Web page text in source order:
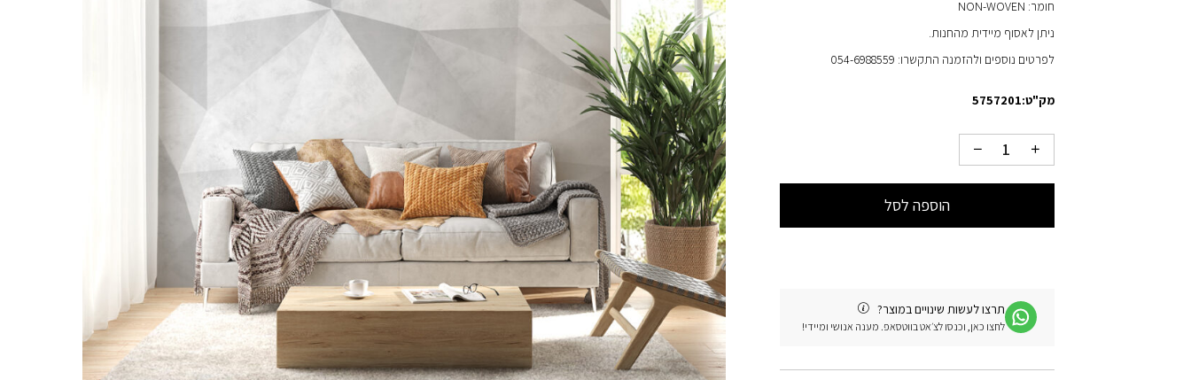
חומר: NON-WOVEN
ניתן לאסוף מיידית מהחנות.
לפרטים נוספים ולהזמנה התקשרו: 054-6988559
מק"ט:5757201
הוספה לסל
תרצו לעשות שינויים במוצר?
לחצו כאן, וכנסו לצ׳אט בווטסאפ. מענה אנושי ומיידי!